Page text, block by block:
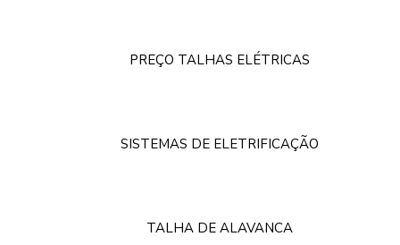
PREÇO TALHAS ELÉTRICAS
SISTEMAS DE ELETRIFICAÇÃO
TALHA DE ALAVANCA